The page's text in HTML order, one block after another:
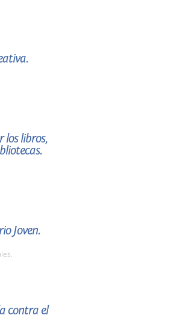
los libros,
Joven.
contra el